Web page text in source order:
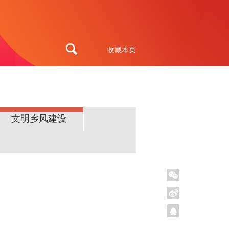
收藏本页
文明乡风建设